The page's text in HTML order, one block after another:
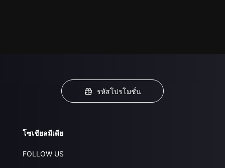
รหัสโปรโมชั่น
โซเชียลมีเดีย
FOLLOW US